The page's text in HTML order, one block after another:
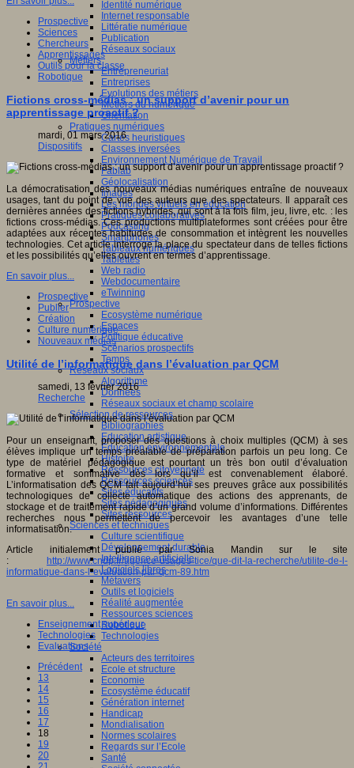
Identité numérique
Internet responsable
Littératie numérique
Publication
Réseaux sociaux
Métiers
Entrepreneuriat
Entreprises
Evolutions des métiers
Métiers du numérique
Orientation
Pratiques numériques
Cartes heuristiques
Classes inversées
Environnement Numérique de Travail
Fablab
Géolocalisation
Images
Les mondes virtuels en éducation
Pratiques collaboratives
Podcasting
Smartphones
Tableaux numériques
Tablettes
Web radio
Webdocumentaire
eTwinning
Prospective
Ecosystème numérique
Espaces
Politique éducative
Scénarios prospectifs
Temps
Réseaux sociaux
Algorithme
Données
Réseaux sociaux et champ scolaire
Sélection de ressources
Bibliographies
Education artistique
Education environnementale
Histoire
Ressources citoyenneté
Ressources sciences
Sites éducatifs
Sites pédagogiques
Sites ressources
Sciences et techniques
Culture scientifique
Développement durable
Intelligence artificielle
Logiciels libres
Métavers
Outils et logiciels
Réalité augmentée
Ressources sciences
Robotique
Technologies
Société
Acteurs des territoires
Ecole et structure
Economie
Ecosystème éducatif
Génération internet
Handicap
Mondialisation
Normes scolaires
Regards sur l’Ecole
Santé
Prospective
Sciences
Chercheurs
Apprentissages
Outils pour la classe
Robotique
Fictions cross-médias : un support d’avenir pour un
apprentissage proactif ?
mardi, 01 mars 2016
Dispositifs
La démocratisation des nouveaux médias numériques entraîne de nouveaux
usages, tant du point de vue des auteurs que des spectateurs. Il apparaît ces
dernières années des fictions hybrides, qui sont à la fois film, jeu, livre, etc. : les
fictions cross-médias. Ces productions multiplateformes sont créées pour être
adaptées aux récentes habitudes de consommation et intègrent les nouvelles
technologies. Cet article interroge la place du spectateur dans de telles fictions
et les possibilités qu’elles ouvrent en termes d’apprentissage.
En savoir plus...
Prospective
Publier
Création
Culture numérique
Nouveaux médias
Utilité de l’informatique dans l’évaluation par QCM
samedi, 13 février 2016
Recherche
Pour un enseignant, proposer des questions à choix multiples (QCM) à ses
élèves implique un temps préalable de préparation parfois un peu long. Ce
type de matériel pédagogique est pourtant un très bon outil d’évaluation
formative et sommative dès lors qu’il est convenablement élaboré.
L’informatisation des QCM fait aujourd’hui ses preuves grâce aux possibilités
technologiques de collecte automatique des actions des apprenants, de
stockage et de traitement rapide d’un grand volume d’informations. Différentes
recherches nous permettent de percevoir les avantages d’une telle
informatisation.
Article initialement publié par Sonia Mandin sur le site
:
http://www.cndp.fr/agence-usages-tice/que-dit-la-recherche/utilite-de-l-
informatique-dans-l-evaluation-par-qcm-89.htm
En savoir plus...
Enseignement supérieur
Technologies
Evaluations
Précédent
13
14
15
16
17
18
19
20